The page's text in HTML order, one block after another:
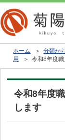
ホーム ＞分類か
用
＞ 令和8年度職
令和8年度
します